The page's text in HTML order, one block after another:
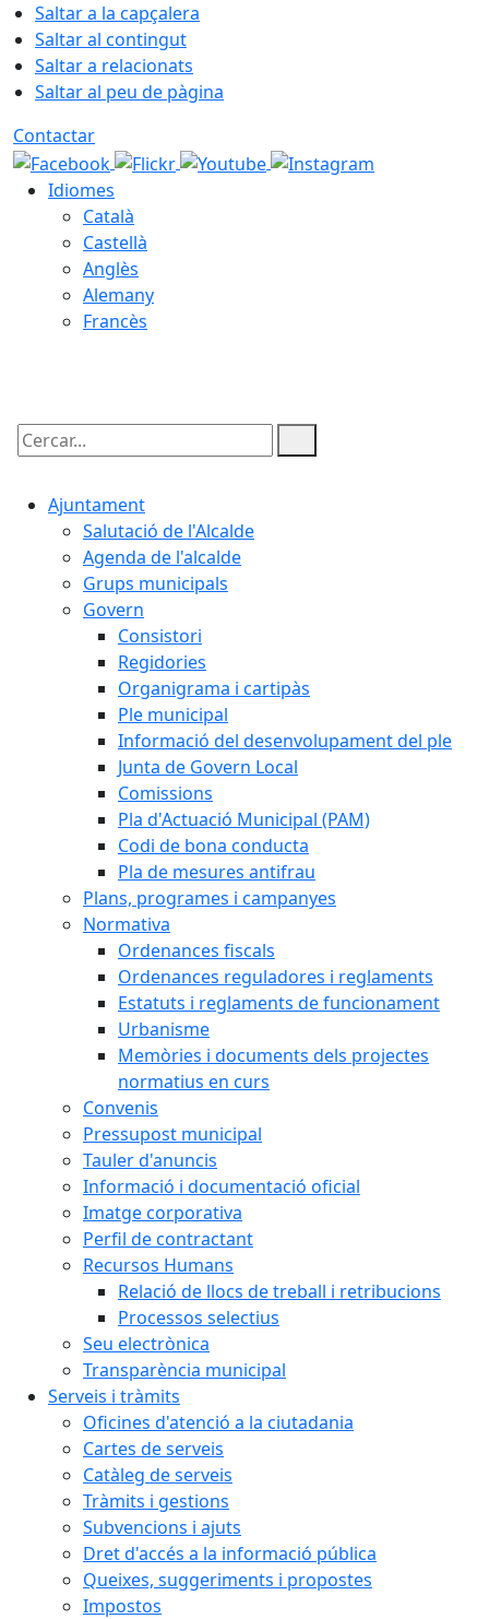
Saltar a la capçalera
Saltar al contingut
Saltar a relacionats
Saltar al peu de pàgina
Contactar
Idiomes
Català
Castellà
Anglès
Alemany
Francès
Cercar:
Ajuntament
Salutació de l'Alcalde
Agenda de l'alcalde
Grups municipals
Govern
Consistori
Regidories
Organigrama i cartipàs
Ple municipal
Informació del desenvolupament del ple
Junta de Govern Local
Comissions
Pla d'Actuació Municipal (PAM)
Codi de bona conducta
Pla de mesures antifrau
Plans, programes i campanyes
Normativa
Ordenances fiscals
Ordenances reguladores i reglaments
Estatuts i reglaments de funcionament
Urbanisme
Memòries i documents dels projectes
normatius en curs
Convenis
Pressupost municipal
Tauler d'anuncis
Informació i documentació oficial
Imatge corporativa
Perfil de contractant
Recursos Humans
Relació de llocs de treball i retribucions
Processos selectius
Seu electrònica
Transparència municipal
Serveis i tràmits
Oficines d'atenció a la ciutadania
Cartes de serveis
Catàleg de serveis
Tràmits i gestions
Subvencions i ajuts
Dret d'accés a la informació pública
Queixes, suggeriments i propostes
Impostos